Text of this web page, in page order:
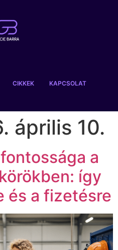
CIKKEK KAPCSOLAT
április 10.
a
így
és a fizetésre